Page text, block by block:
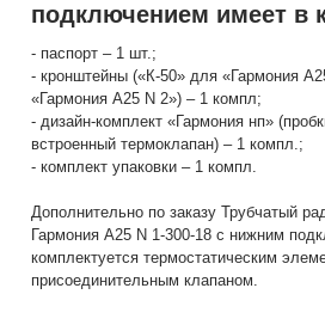
подключением имеет в
- паспорт – 1 шт.;
- кронштейны («К-50» для «Гармония
«Гармония А25 N 2») – 1 компл;
- дизайн-комплект «Гармония нп»
встроенный термоклапан) – 1 компл.;
- комплект упаковки – 1 компл.
Дополнительно по заказу Трубчатый
Гармония А25 N 1-300-18 с нижним
комплектуется термостатическим
присоединительным клапаном.